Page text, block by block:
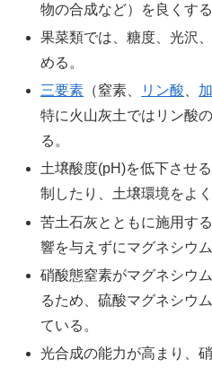
物の合成など）を良くする
果菜類では、糖度、光沢
める。
三要素 （窒素、 リン酸
特に火山灰土ではリン酸
る。
土壌酸度(pH)を低下させ
制したり、土壌環境をよ
苦土石灰とともに施用す
響を与えずにマグネシウ
硝酸態窒素がマグネシウ
るため、硫酸マグネシウ
ている。
光合成の能力が高まり、